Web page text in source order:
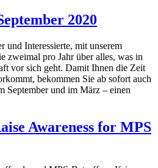
2020
und Interessierte, mit unserem
zweimal pro Jahr über alles, was in
vor sich geht. Damit Ihnen die Zeit
bekommen Sie ab sofort auch
September und im März – einen
Awareness for MPS